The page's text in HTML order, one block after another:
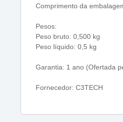
Comprimento da
Pesos:
Peso bruto: 0,500 kg
Peso líquido: 0,5 kg
Garantia: 1 ano (Ofertada
Fornecedor: C3TECH